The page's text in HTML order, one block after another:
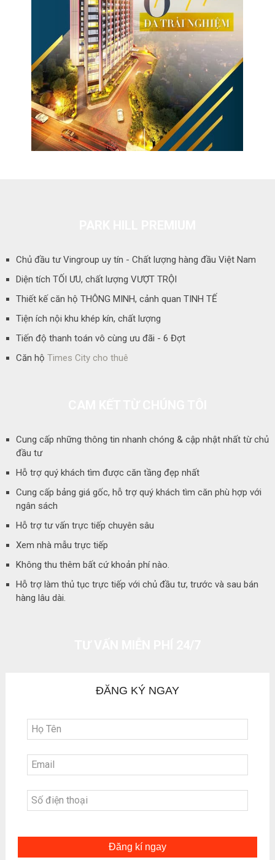
Chủ đầu tư Vingroup uy tín - Chất lượng hàng đầu Việt Nam
Diện tích TỐI ƯU, chất lượng VƯỢT TRỘI
Thiết kế căn hộ THÔNG MINH, cảnh quan TINH TẾ
Tiện ích nội khu khép kín, chất lượng
Tiến độ thanh toán vô cùng ưu đãi - 6 Đợt
Căn hộ Times City cho thuê
Cung cấp những thông tin nhanh chóng & cập nhật nhất từ chủ
đầu tư
Hỗ trợ quý khách tìm được căn tầng đẹp nhất
Cung cấp bảng giá gốc, hỗ trợ quý khách tìm căn phù hợp với
ngân sách
Hỗ trợ tư vấn trực tiếp chuyên sâu
Xem nhà mẫu trực tiếp
Không thu thêm bất cứ khoản phí nào.
Hỗ trợ làm thủ tục trực tiếp với chủ đầu tư, trước và sau bán
hàng lâu dài.
ĐĂNG KÝ NGAY
Đăng kí ngay